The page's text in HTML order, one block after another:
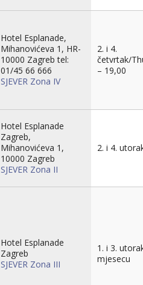
Hotel Esplanade,
Mihanovićeva 1, HR-
10000 Zagreb tel:
01/45 66 666
SJEVER Zona IV
2. i 4.
četvrtak/
– 19,00
Hotel Esplanade
Zagreb,
Mihanovićeva 1,
10000 Zagreb
SJEVER Zona II
2. i 4.
Hotel Esplanade
Zagreb
SJEVER Zona III
1. i 3.
mjesecu